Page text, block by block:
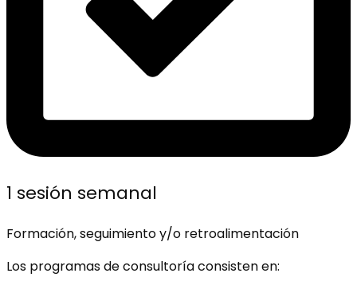
1 sesión semanal
Formación, seguimiento y/o retroalimentación
Los programas de consultoría consisten en: